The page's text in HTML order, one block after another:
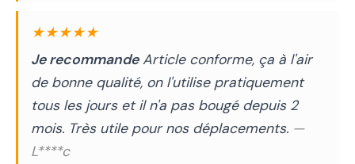
★★★★★
Je recommandeArticle conforme, ça à l'air
de bonne qualité, on l'utilise pratiquement
tous les jours et il n'a pas bougé depuis 2
mois. Très utile pour nos déplacements. —
L****c